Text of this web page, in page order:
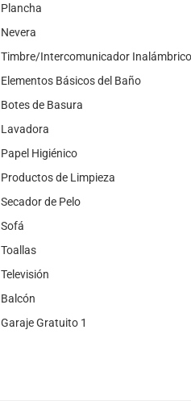
Plancha
Nevera
Timbre/Intercomunicador Inalámbrico
Elementos Básicos del Baño
Botes de Basura
Lavadora
Papel Higiénico
Productos de Limpieza
Secador de Pelo
Sofá
Toallas
Televisión
Balcón
Garaje Gratuito 1